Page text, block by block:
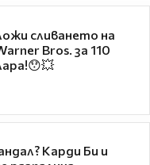
сливането на
Bros. за 110
Карди Би и